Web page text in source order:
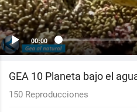
00:00
GEA 10 Planeta bajo el
150 Reproducciones